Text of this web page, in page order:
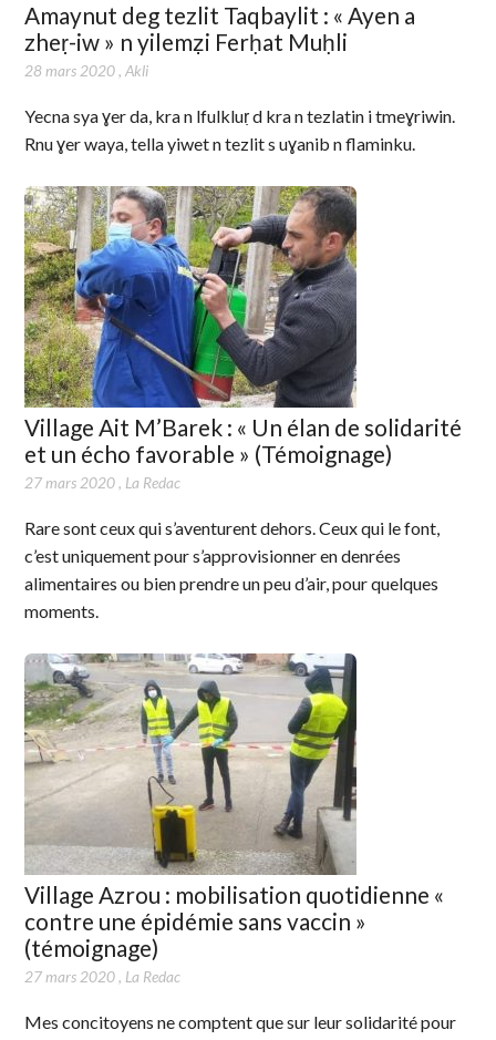
Amaynut deg tezlit Taqbaylit : « Ayen a
zheṛ-iw » n yilemẓi Ferḥat Muḥli
28 mars 2020,Akli
Yecna sya ɣer da, kra n lfulkluṛ d kra n tezlatin i tmeɣriwin.
Rnu ɣer waya, tella yiwet n tezlit s uɣanib n flaminku.
Village Ait M’Barek : « Un élan de solidarité
et un écho favorable » (Témoignage)
27 mars 2020, La Redac
Rare sont ceux qui s’aventurent dehors. Ceux qui le font,
c’est uniquement pour s’approvisionner en denrées
alimentaires ou bien prendre un peu d’air, pour quelques
moments.
Village Azrou : mobilisation quotidienne «
contre une épidémie sans vaccin »
(témoignage)
27 mars 2020, La Redac
Mes concitoyens ne comptent que sur leur solidarité pour